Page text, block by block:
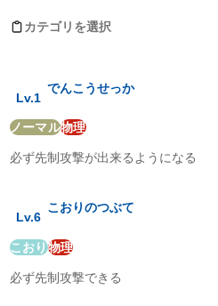
みず:1倍
こおり:0.5倍
どく:
ひこう:1倍
むし:2倍
ゴースト
ドラゴン
あく:0.5 倍
カテゴリを選択
Lv.1
でんこうせっか
ノーマル物理
必ず先制攻撃が出来るようになる
Lv.6
こおりのつぶて
こおり物理
必ず先制攻撃できる